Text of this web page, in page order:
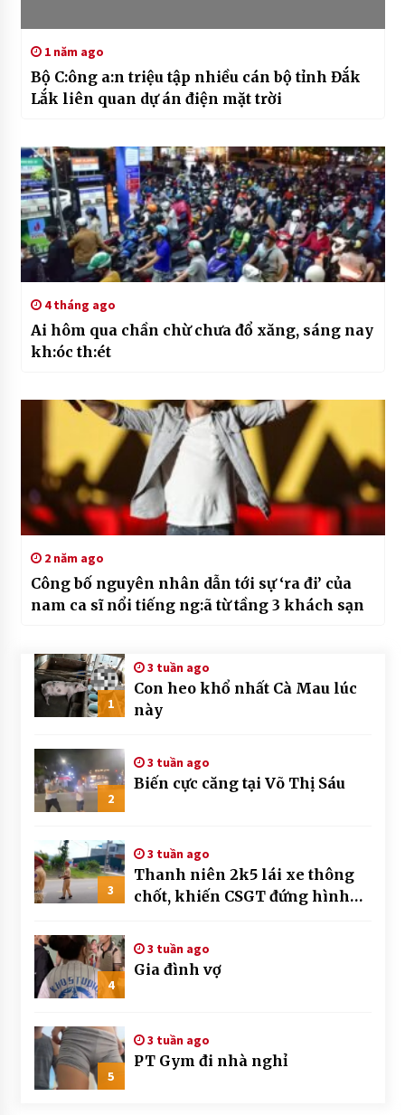
1 năm ago
Bộ C:ông a:n triệu tập nhiều cán bộ tỉnh Đắk
Lắk liên quan dự án điện mặt trời
4 tháng ago
Ai hôm qua chần chừ chưa đổ xăng, sáng nay
kh:óc th:ét
2 năm ago
Công bố nguyên nhân dẫn tới sự ‘ra đi’ của
nam ca sĩ nổi tiếng ng:ã từ tầng 3 khách sạn
1
3 tuần ago
Con heo khổ nhất Cà Mau lúc
này
2
3 tuần ago
Biến cực căng tại Võ Thị Sáu
3
3 tuần ago
Thanh niên 2k5 lái xe thông
chốt, khiến CSGT đứng hình
4
3 tuần ago
Gia đình vợ
5
3 tuần ago
PT Gym đi nhà nghỉ